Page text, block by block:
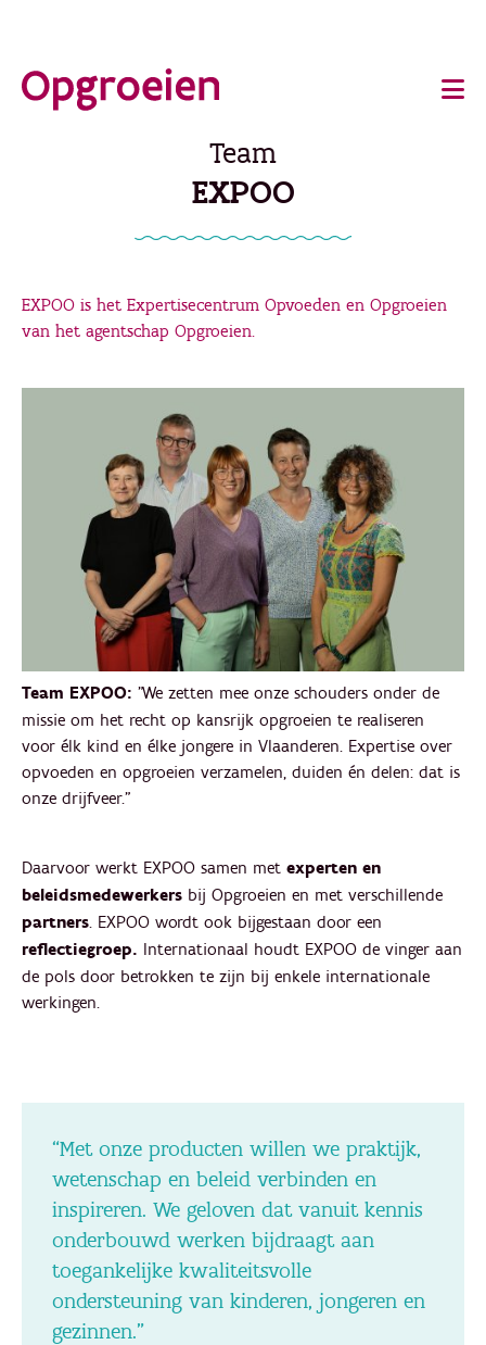
direct
Main
Team
EXPOO
EXPOO is het Expertisecentrum Opvoeden en Opgroeien
van het agentschap Opgroeien.
Team EXPOO: "We zetten mee onze schouders onder de
missie om het recht op kansrijk opgroeien te realiseren
voor élk kind en élke jongere in Vlaanderen. Expertise over
opvoeden en opgroeien verzamelen, duiden én delen: dat is
onze drijfveer."
Daarvoor werkt EXPOO samen met experten en
beleidsmedewerkers bij Opgroeien en met verschillende
partners. EXPOO wordt ook bijgestaan door een
reflectiegroep. Internationaal houdt EXPOO de vinger aan
de pols door betrokken te zijn bij enkele internationale
werkingen.
“Met onze producten willen we praktijk,
wetenschap en beleid verbinden en
inspireren. We geloven dat vanuit kennis
onderbouwd werken bijdraagt aan
toegankelijke kwaliteitsvolle
ondersteuning van kinderen, jongeren en
gezinnen.”